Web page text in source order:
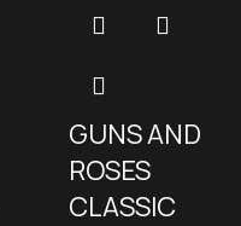
GUNS AND
ROSES
CLASSIC